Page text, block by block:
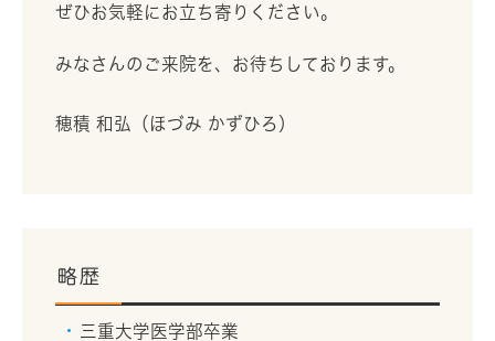
ぜひお気軽にお立ち寄りください。
みなさんのご来院を、お待ちしております。
穂積 和弘（ほづみ かずひろ）
略歴
三重大学医学部卒業